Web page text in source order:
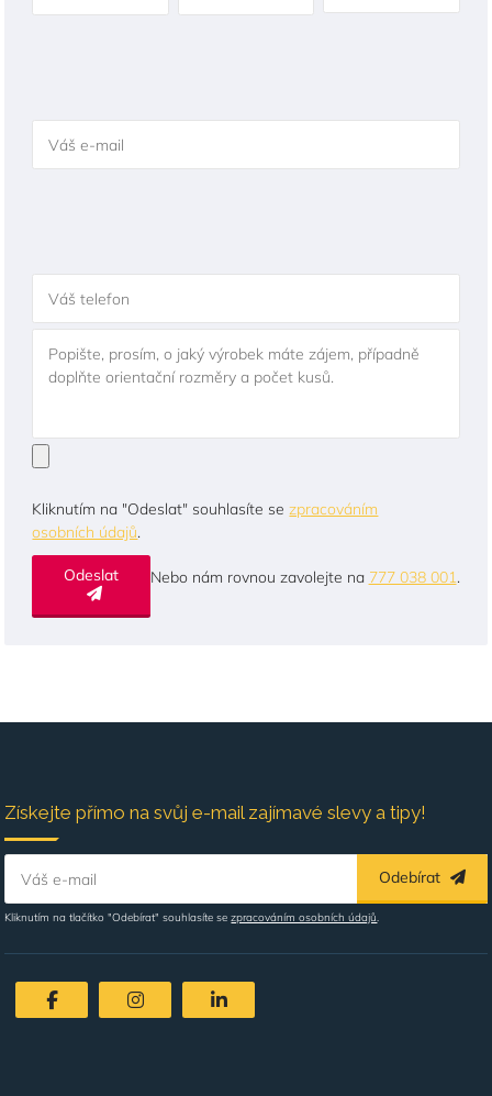
Váš e-mail
Váš telefon
Popište, prosím, o jaký výrobek máte zájem, případně
doplňte orientační rozměry a počet kusů.
Kliknutím na "Odeslat" souhlasíte sezpracováním
osobních údajů.
Nebo nám rovnou zavolejte na 777 038 001.
Získejte přímo na svůj e-mail zajímavé slevy a tipy!
Váš e-mail Odebírat
Kliknutím na tlačítko "Odebírat" souhlasíte sezpracováním osobních údajů.